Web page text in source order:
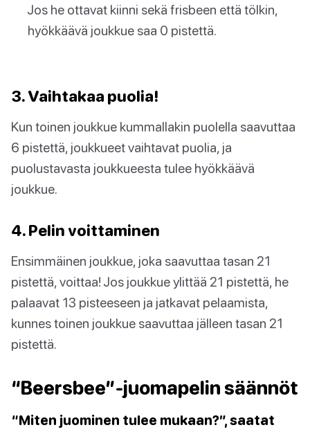
Jos he ottavat kiinni sekä frisbeen että tölkin,
hyökkäävä joukkue saa 0 pistettä.
3. Vaihtakaa puolia!
Kun toinen joukkue kummallakin puolella saavuttaa
6 pistettä, joukkueet vaihtavat puolia, ja
puolustavasta joukkueesta tulee hyökkäävä
joukkue.
4. Pelin voittaminen
Ensimmäinen joukkue, joka saavuttaa tasan 21
pistettä, voittaa! Jos joukkue ylittää 21 pistettä, he
palaavat 13 pisteeseen ja jatkavat pelaamista,
kunnes toinen joukkue saavuttaa jälleen tasan 21
pistettä.
“Beersbee”-juomapelin säännöt
“Miten juominen tulee mukaan?”, saatat